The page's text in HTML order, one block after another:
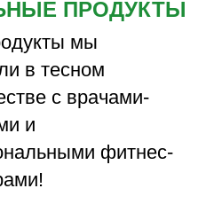
ПРОДУКТЫ
мы
в тесном
с врачами-
и
фитнес-